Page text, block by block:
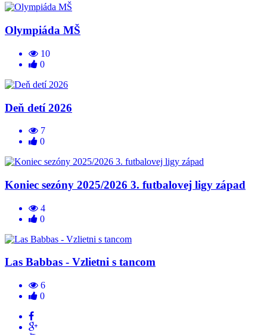
Olympiáda MŠ
10
0
Deň detí 2026
7
0
Koniec sezóny 2025/2026 3. futbalovej ligy západ
4
0
Las Babbas - Vzlietni s tancom
6
0